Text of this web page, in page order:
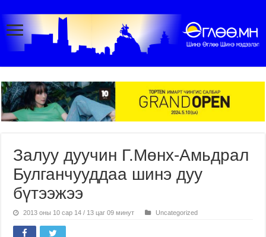
Залуу дуучин Г.Мөнх-Амьдрал
Булганчууддаа шинэ дуу
бүтээжээ
2013 оны 10 сар 14 / 13 цаг 09 минут Uncategorized